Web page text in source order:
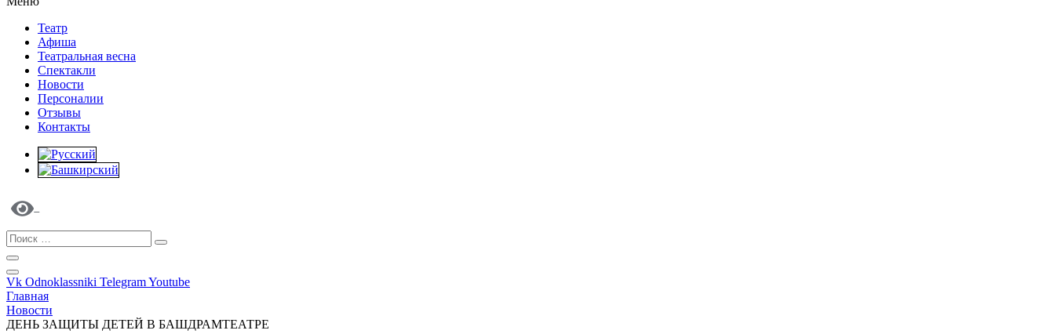
Театр
Афиша
Театральная весна
Спектакли
Новости
Персоналии
Отзывы
Контакты
Vk Odnoklassniki TelegramYoutube
Главная
Новости
ДЕНЬ ЗАЩИТЫ ДЕТЕЙ В БАШДРАМТЕАТРЕ